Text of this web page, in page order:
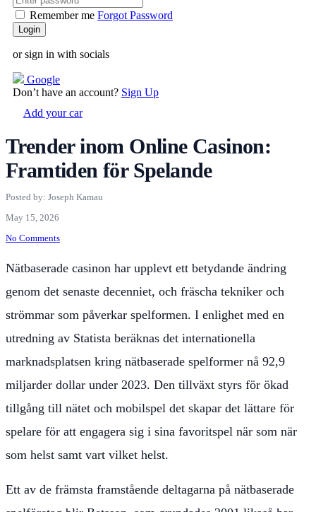
Remember me Forgot Password
or sign in with socials
Google
Don’t have an account? Sign Up
Add your car
Trender inom Online Casinon:
Framtiden för Spelande
Posted by: Joseph Kamau
May 15, 2026
No Comments
Nätbaserade casinon har upplevt ett betydande ändring
genom det senaste decenniet, och fräscha tekniker och
strömmar som påverkar spelformen. I enlighet med en
utredning av Statista beräknas det internationella
marknadsplatsen kring nätbaserade spelformer nå 92,9
miljarder dollar under 2023. Den tillväxt styrs för ökad
tillgång till nätet och mobilspel det skapar det lättare för
spelare för att engagera sig i sina favoritspel när som när
som helst samt vart vilket helst.
Ett av de främsta framstående deltagarna på nätbaserade